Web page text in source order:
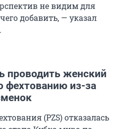
не видим для
добавить, — указал
проводить женский
фехтованию из-за
(PZS) отказалась